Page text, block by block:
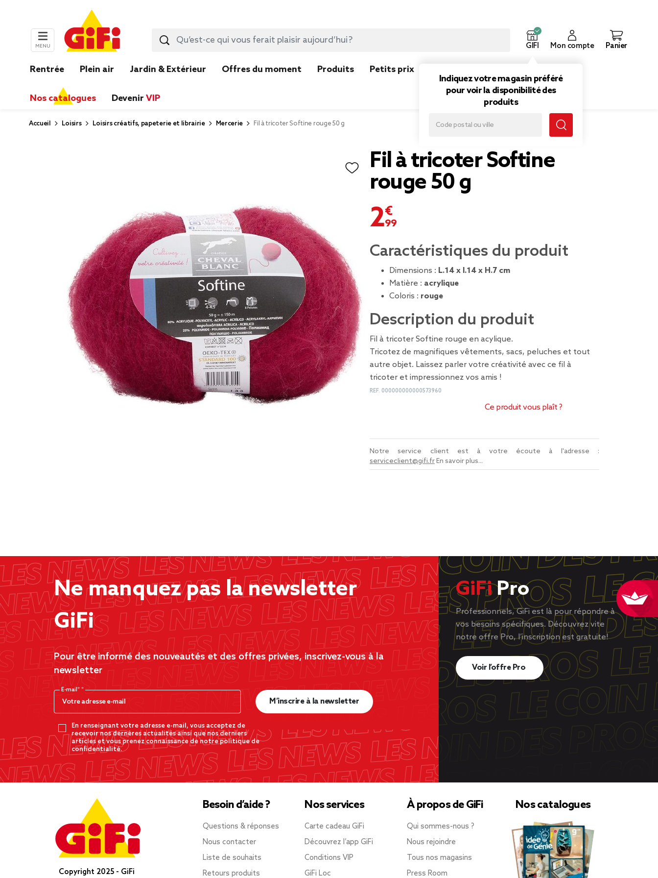
MENU GIFI
Indiquez votre magasin préféré
pour voir la disponibilité des
produits
Mon compte Panier
Rentrée Plein air Jardin & Extérieur Offres du moment Produits Petits prix
Nos catalogues Devenir VIP
Accueil Loisirs Loisirs créatifs, papeterie et librairie Mercerie Fil à tricoter Softine rouge 50 g
Fil à tricoter Softine
rouge 50 g
2,99 €
Caractéristiques du produit
Dimensions : L.14 x l.14 x H.7 cm
Matière : acrylique
Coloris : rouge
Description du produit
Fil à tricoter Softine rouge en acylique.
Tricotez de magnifiques vêtements, sacs, peluches et tout
autre objet. Laissez parler votre créativité avec ce fil à
tricoter et impressionnez vos amis !
REF. 000000000000573960
Ce produit vous plaît ?
Notre service client est à votre écoute à l'adresse :
serviceclient@gifi.frEn savoir plus...
Ne manquez pas la newsletter
GiFi
Pour être informé des nouveautés et des offres privées, inscrivez-vous à la
newsletter
E-mail*
En renseignant votre adresse e-mail, vous acceptez de
recevoir nos dernères actualités ainsi que nos derniers
articles et vous prenez connaissance de notre politique de
confidentialité.
M’inscrire à la newsletter
GiFiPro
Professionnels, GiFi est là pour répondre à
vos besoins spécifiques. Découvrez vite
notre offre Pro, l’inscription est gratuite!
Voir l’offre Pro
Copyright 2025 - GiFi
Besoin d’aide ?
Questions & réponses
Nous contacter
Liste de souhaits
Retours produits
Nos services
Carte cadeau GiFi
Découvrez l’app GiFi
Conditions VIP
GiFi Loc
À propos de GiFi
Qui sommes-nous ?
Nous rejoindre
Tous nos magasins
Press Room
Nos catalogues